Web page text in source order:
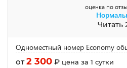
оценка по
Читать
Одноместный номер Economy
от2 300 ₽ цена за 1 сутки